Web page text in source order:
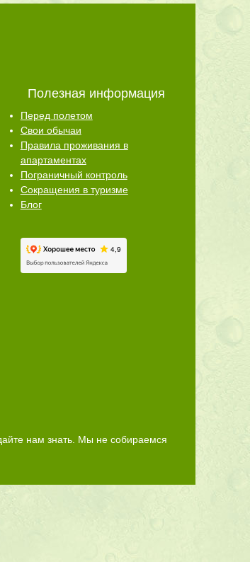
Полезная информация
Перед полетом
Свои обычаи
Правила проживания в
апартаментах
Пограничный контроль
Сокращения в туризме
Блог
нам знать. Мы не собираемся